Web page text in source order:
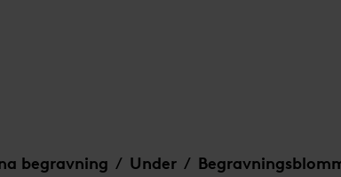
begravning / Under /